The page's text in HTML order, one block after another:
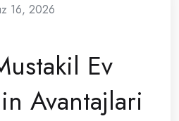
16, 2026
Ev
Avantajlari